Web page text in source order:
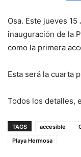
Osa. Este jueves
inauguración de la
como la primera
Esta será la cuarta
Todos los detalles,
TAGS accesible
Playa Hermosa